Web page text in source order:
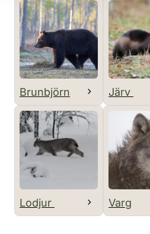
Brunbjörn Järv
Lodjur Varg